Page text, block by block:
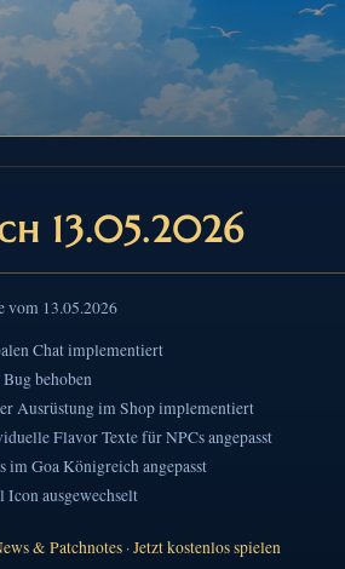
13.05.2026
vom 13.05.2026
Chat implementiert
behoben
Ausrüstung im Shop implementiert
Flavor Texte für NPCs angepasst
im Goa Königreich angepasst
Icon ausgewechselt
& Patchnotes ·Jetzt kostenlos spielen